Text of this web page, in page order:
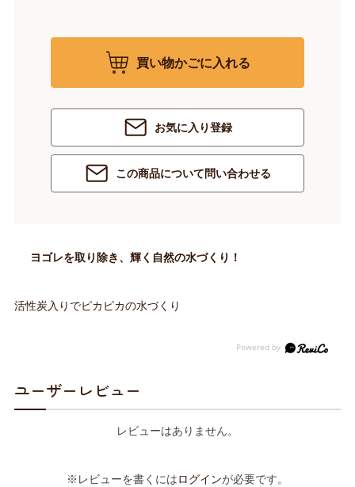
買い物かごに入れる
お気に入り登録
この商品について問い合わせる
ヨゴレを取り除き、輝く自然の水づくり！
活性炭入りでピカピカの水づくり
ユーザーレビュー
レビューはありません。
※レビューを書くにはログインが必要です。